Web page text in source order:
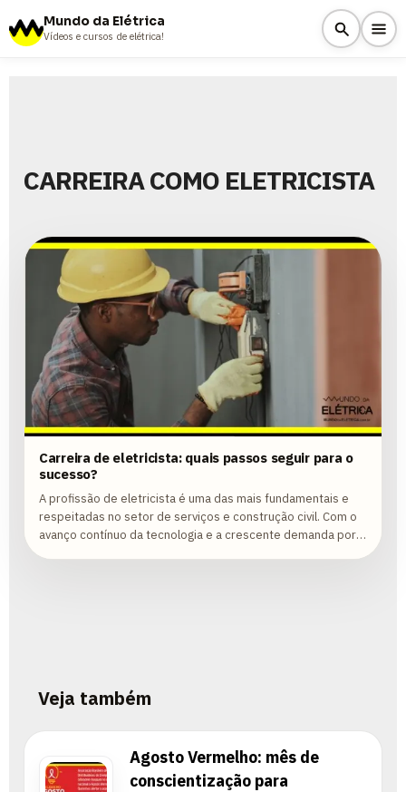
Mundo da Elétrica
Vídeos e cursos de elétrica!
CARREIRA COMO ELETRICISTA
Carreira de eletricista: quais passos seguir para o
sucesso?
A profissão de eletricista é uma das mais fundamentais e
respeitadas no setor de serviços e construção civil. Com o
avanço contínuo da tecnologia e a crescente demanda por
instalações...
Veja também
Agosto Vermelho: mês de
conscientização para